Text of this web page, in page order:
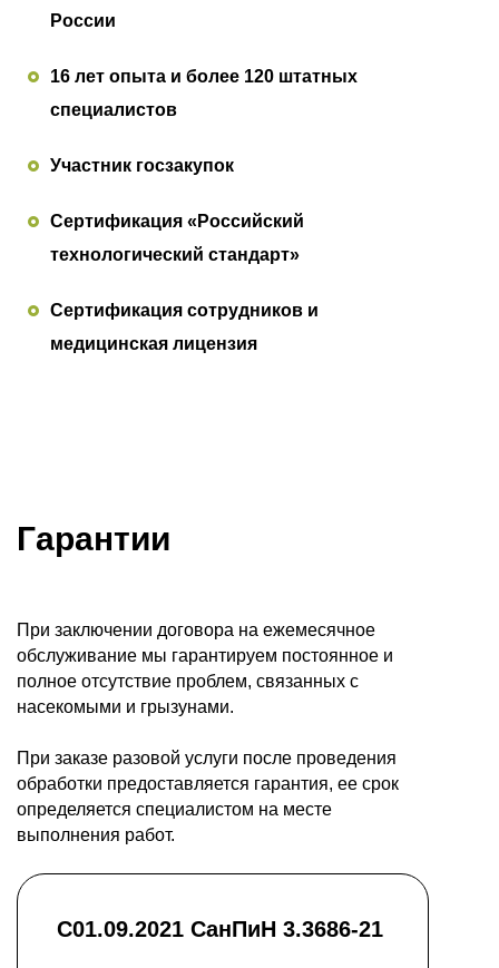
России
16 лет опыта и более 120 штатных
специалистов
Участник госзакупок
Сертификация «Российский
технологический стандарт»
Сертификация сотрудников и
медицинская лицензия
Гарантии
При заключении договора на ежемесячное
обслуживание мы гарантируем постоянное и
полное отсутствие проблем, связанных с
насекомыми и грызунами.
При заказе разовой услуги после проведения
обработки предоставляется гарантия, ее срок
определяется специалистом на месте
выполнения работ.
С01.09.2021 СанПиН 3.3686-21